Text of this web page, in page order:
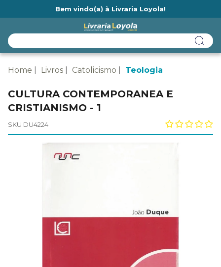
Bem vindo(a) à Livraria Loyola!
Home Livros Catolicismo Teologia
CULTURA CONTEMPORANEA E
CRISTIANISMO - 1
SKU DU4224